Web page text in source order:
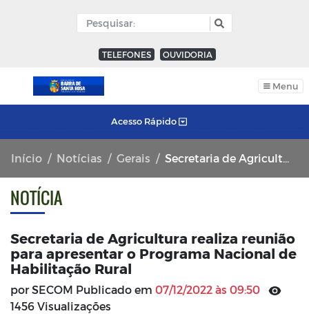
TELEFONES OUVIDORIA
Menu
Acesso Rápido
Início Notícias Gerais Secretaria de Agricultura realiza reunião para apresentar o Programa Nacional de Habilitação Rural
NOTÍCIA
Secretaria de Agricultura realiza reunião
para apresentar o Programa Nacional de
Habilitação Rural
por SECOM Publicado em 07/12/2022 às 09:50
1456 Visualizações